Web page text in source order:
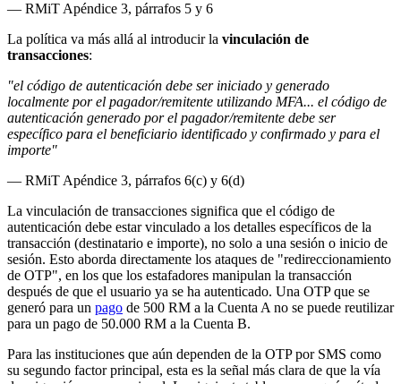
— RMiT Apéndice 3, párrafos 5 y 6
La política va más allá al introducir la vinculación de
transacciones:
"el código de autenticación debe ser iniciado y generado
localmente por el pagador/remitente utilizando MFA... el código de
autenticación generado por el pagador/remitente debe ser
específico para el beneficiario identificado y confirmado y para el
importe"
— RMiT Apéndice 3, párrafos 6(c) y 6(d)
La vinculación de transacciones significa que el código de
autenticación debe estar vinculado a los detalles específicos de la
transacción (destinatario e importe), no solo a una sesión o inicio de
sesión. Esto aborda directamente los ataques de "redireccionamiento
de OTP", en los que los estafadores manipulan la transacción
después de que el usuario ya se ha autenticado. Una OTP que se
generó para un pago de 500 RM a la Cuenta A no se puede reutilizar
para un pago de 50.000 RM a la Cuenta B.
Para las instituciones que aún dependen de la OTP por SMS como
su segundo factor principal, esta es la señal más clara de que la vía